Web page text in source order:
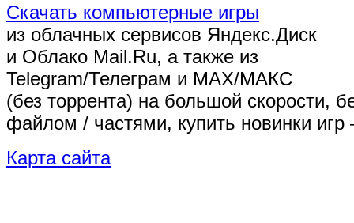
Скачать компьютерные игры
из облачных сервисов Яндекс.Диск
и Облако Mail.Ru, а также из
Telegram/Телеграм и MAX/МАКС
(без торрента) на большой скорости,
файлом / частями, купить новинки
Карта сайта